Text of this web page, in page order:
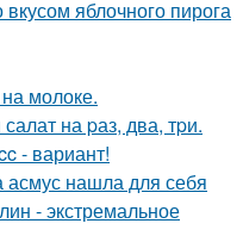
яблочного пирога
молоке.
на pаз, два, тpи.
- вариант!
асмус нашла для себя
- экстремальное